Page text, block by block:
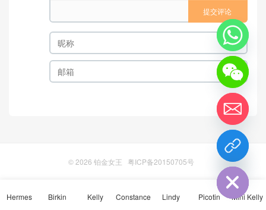
提交评论
© 2026 铂金女王 粤ICP备20150705号
Hermes Birkin Kelly Constance Lindy Picotin Mini Kelly
Hide
chaty